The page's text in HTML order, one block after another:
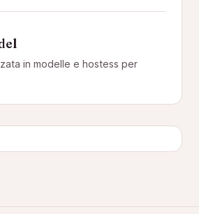
in modelle e hostess per